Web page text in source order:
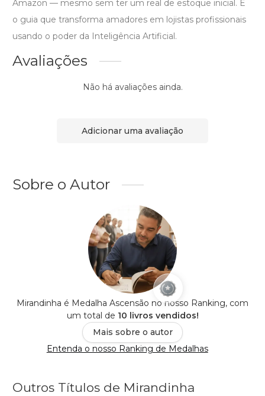
Amazon — mesmo sem ter um real de estoque inicial. É
o guia que transforma amadores em lojistas profissionais
usando o poder da Inteligência Artificial.
Avaliações
Não há avaliações ainda.
Adicionar uma avaliação
Sobre o Autor
Mirandinha é Medalha Ascensão no nosso Ranking, com
um total de 10 livros vendidos!
Mais sobre o autor
Entenda o nosso Ranking de Medalhas
Outros Títulos de Mirandinha